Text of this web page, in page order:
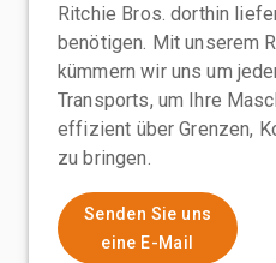
Ritchie Bros. dorthin
benötigen. Mit unserem
kümmern wir uns um
Transports, um Ihre
effizient über Grenzen,
zu bringen.
Senden Sie uns
eine E-Mail